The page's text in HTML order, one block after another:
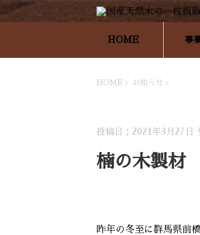
HOME 事
HOME > お知らせ >
投稿日：2021年3月27日
楠の木製材
昨年の冬至に群馬県前